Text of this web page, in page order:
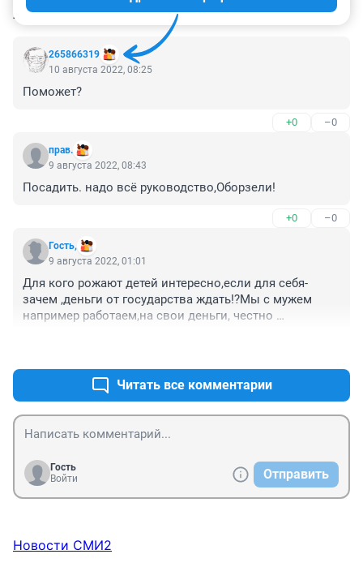
КОММЕНТАРИИ 20
265866319
10 августа 2022, 08:25
Поможет?
+0 –0
прав.
9 августа 2022, 08:43
Посадить. надо всё руководство,Оборзели!
+0 –0
Гость,
9 августа 2022, 01:01
Для кого рожают детей интересно,если для себя-
зачем ,деньги от государства ждать!?Мы с мужем
например работаем,на свои деньги, честно
ребенок у нас рядом сыт и одет , спасибо богу!!!
Читать все комментарии
Гость
Войти
Отправить
Новости СМИ2